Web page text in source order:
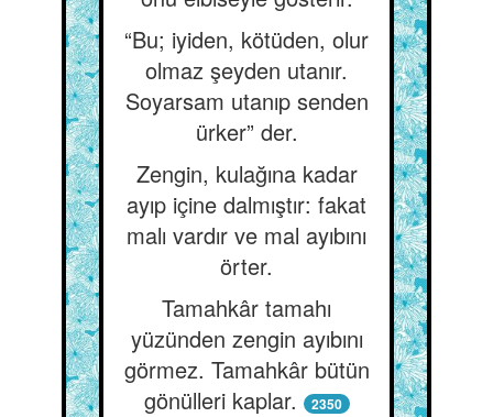
“Bu; iyiden, kötüden, olur
olmaz şeyden utanır.
Soyarsam utanıp senden
ürker” der.
Zengin, kulağına kadar
ayıp içine dalmıştır: fakat
malı vardır ve mal ayıbını
örter.
Tamahkâr tamahı
yüzünden zengin ayıbını
görmez. Tamahkâr bütün
gönülleri kaplar.
2350